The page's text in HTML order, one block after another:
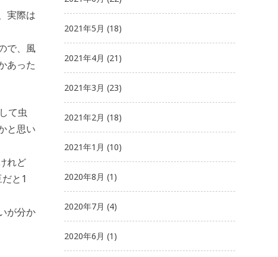
実際は
で、風
あった
て虫
と思い
れど
と1
が分か
2021年5月 (18)
2021年4月 (21)
2021年3月 (23)
2021年2月 (18)
2021年1月 (10)
2020年8月 (1)
2020年7月 (4)
2020年6月 (1)